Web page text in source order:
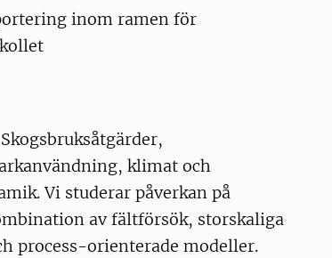
inom ramen för
klimat och
Vi studerar påverkan på
av fältförsök, storskaliga
process-orienterade modeller.